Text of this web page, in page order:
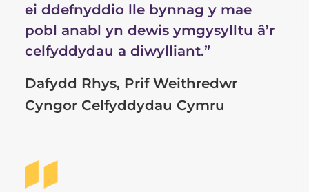
ei ddefnyddio lle bynnag y mae
pobl anabl yn dewis ymgysylltu â’r
celfyddydau a diwylliant.”
Dafydd Rhys, Prif Weithredwr
Cyngor Celfyddydau Cymru